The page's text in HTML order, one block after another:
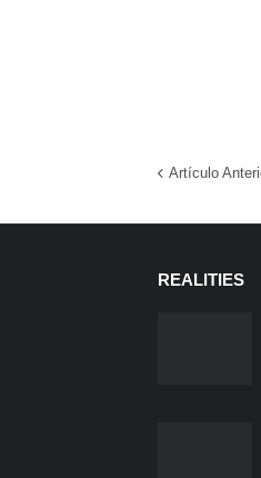
Artículo
REALITIES